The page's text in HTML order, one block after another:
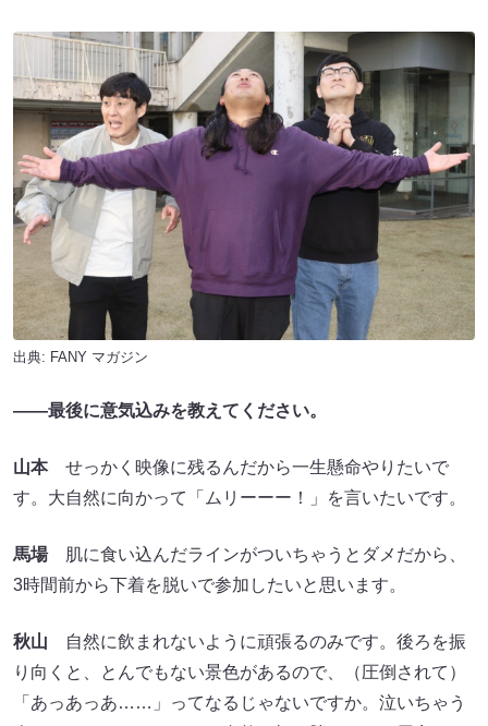
出典: FANY マガジン
――最後に意気込みを教えてください。
山本せっかく映像に残るんだから一生懸命やりたいで
す。大自然に向かって「ムリーーー！」を言いたいです。
馬場肌に食い込んだラインがついちゃうとダメだから、
3時間前から下着を脱いで参加したいと思います。
秋山 自然に飲まれないように頑張るのみです。後ろを振
り向くと、とんでもない景色があるので、（圧倒されて）
「あっあっあ……」ってなるじゃないですか。泣いちゃう